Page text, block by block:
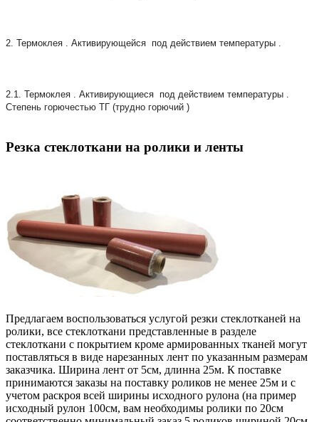
2. Термоклея . Активирующейся под действием температуры .
2.1. Термоклея . Активирующиеся под действием температуры .
Степень горючестью ТГ (трудно горючий )
Резка стеклоткани на ролики и ленты
Предлагаем воспользоваться услугой резки стеклотканей на
ролики, все стеклоткани представленные в разделе
стеклоткани с покрытием кроме армированных тканей могут
поставляться в виде нарезанных лент по указанным размерам
заказчика. Ширина лент от 5см, длинна 25м. К поставке
принимаются заказы на поставку роликов не менее 25м и с
учетом раскроя всей ширины исходного рулона (на пример
исходный рулон 100см, вам необходимы ролики по 20см